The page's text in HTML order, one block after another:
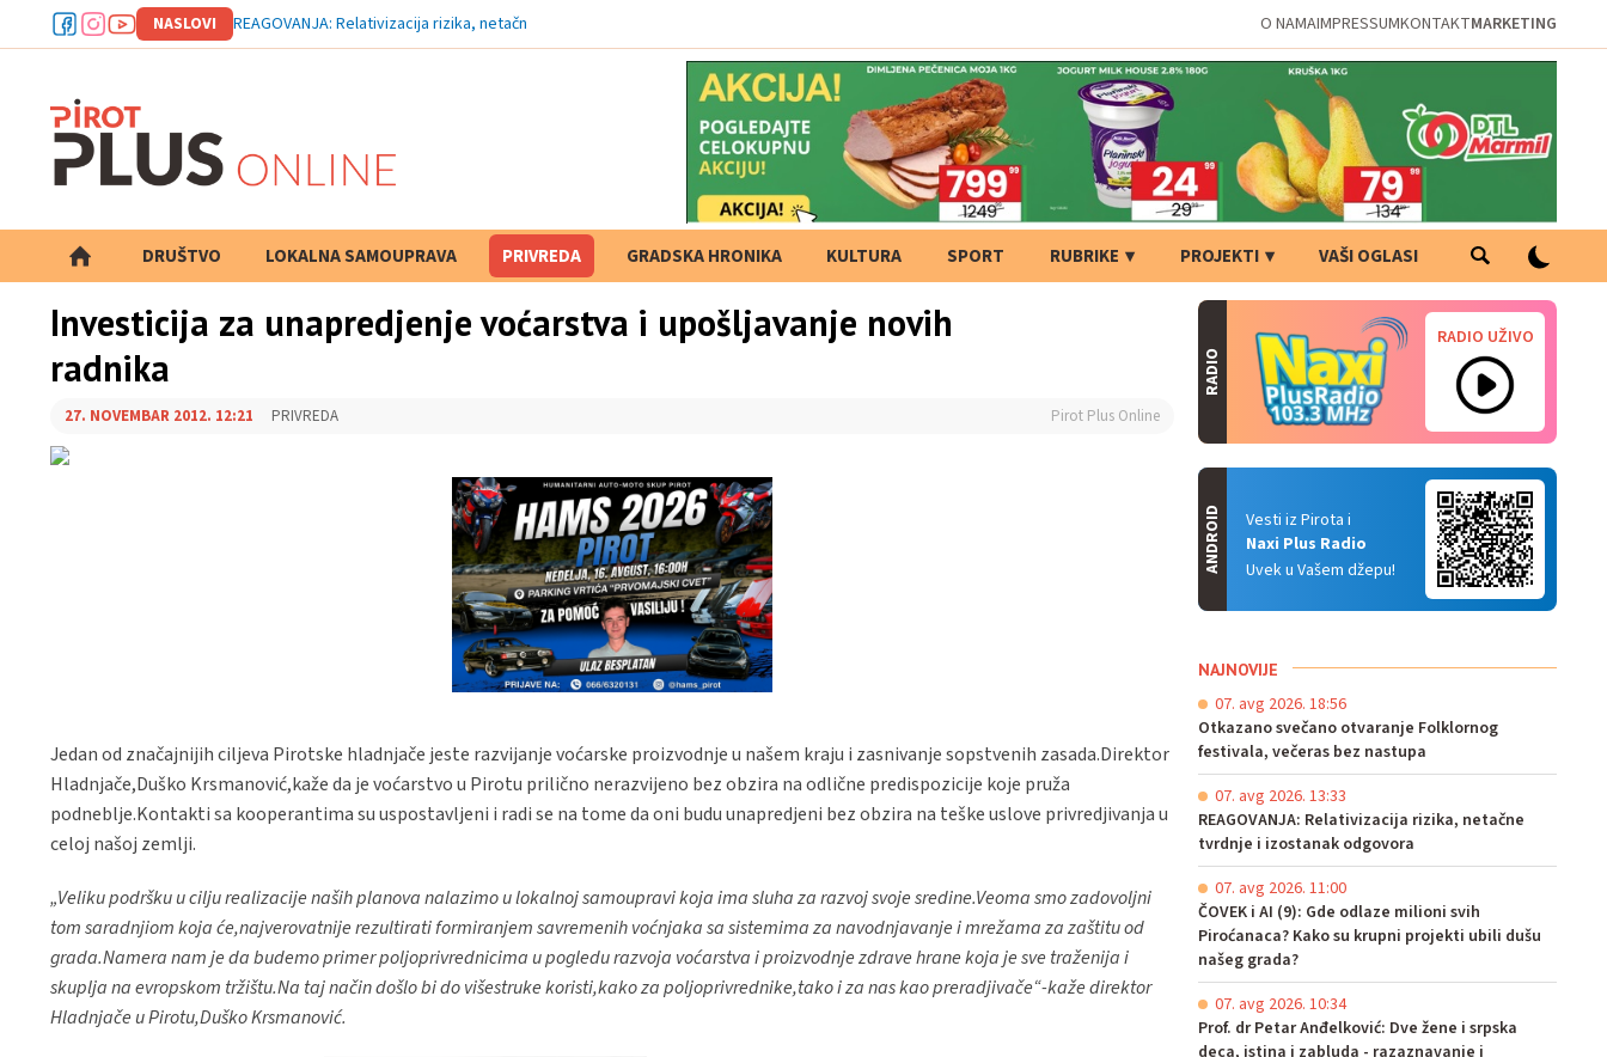
NASLOVI REAGOVANJA: Relativizacija rizika, netačne tvrdnje i izost O NAMAIMPRESSUMKONTAKTMARKETING
DRUŠTVO LOKALNA SAMOUPRAVA PRIVREDA GRADSKA HRONIKA KULTURA SPORT RUBRIKE PROJEKTI VAŠI OGLASI
PRETRAGA
Investicija za unapredjenje voćarstva i upošljavanje novih
radnika
27. NOVEMBAR 2012. 12:21 PRIVREDA Pirot Plus Online
Jedan od značajnijih ciljeva Pirotske hladnjače jeste razvijanje voćarske proizvodnje u našem kraju i zasnivanje sopstvenih zasada.Direktor
Hladnjače,Duško Krsmanović,kaže da je voćarstvo u Pirotu prilično nerazvijeno bez obzira na odlične predispozicije koje pruža
podneblje.Kontakti sa kooperantima su uspostavljeni i radi se na tome da oni budu unapredjeni bez obzira na teške uslove privredjivanja u
celoj našoj zemlji.
„Veliku podršku u cilju realizacije naših planova nalazimo u lokalnoj samoupravi koja ima sluha za razvoj svoje sredine.Veoma smo zadovoljni
tom saradnjiom koja će,najverovatnije rezultirati formiranjem savremenih voćnjaka sa sistemima za navodnjavanje i mrežama za zaštitu od
grada.Namera nam je da budemo primer poljoprivrednicima u pogledu razvoja voćarstva i proizvodnje zdrave hrane koja je sve traženija i
skuplja na evropskom tržištu.Na taj način došlo bi do višestruke koristi,kako za poljoprivrednike,tako i za nas kao preradjivače“-kaže direktor
Hladnjače u Pirotu,Duško Krsmanović.
RADIO
RADIO UŽIVO
Vesti iz Pirota i
Naxi Plus Radio
Uvek u Vašem džepu!
ANDROID
NAJNOVIJE
07. avg 2026. 18:56
Otkazano svečano otvaranje Folklornog
festivala, večeras bez nastupa
07. avg 2026. 13:33
REAGOVANJA: Relativizacija rizika, netačne
tvrdnje i izostanak odgovora
07. avg 2026. 11:00
ČOVEK i AI (9): Gde odlaze milioni svih
Piroćanaca? Kako su krupni projekti ubili dušu
našeg grada?
07. avg 2026. 10:34
Prof. dr Petar Anđelković: Dve žene i srpska
deca, istina i zabluda - razaznavanje i